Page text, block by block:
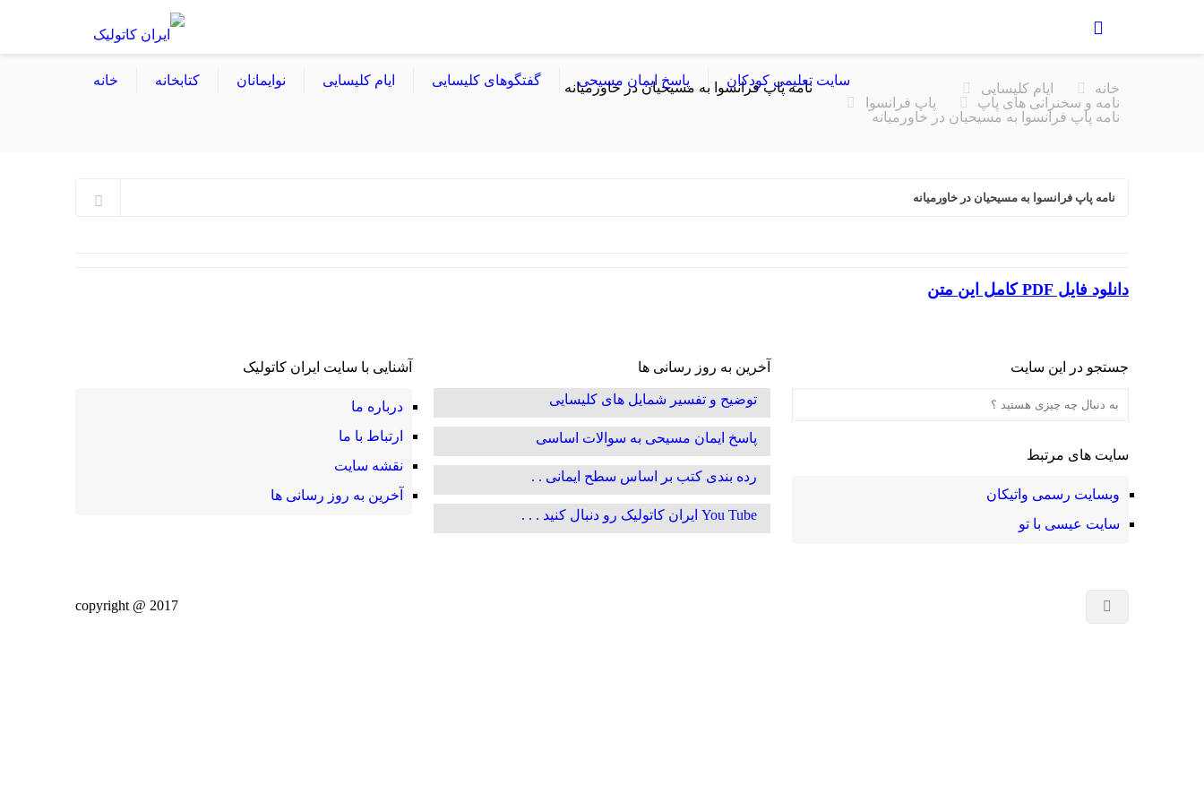
خانه کتابخانه نوایمانان ایام کلیسایی گفتگوهای کلیسایی پاسخ ایمان مسیحی سایت تعلیمی کودکان
نامه پاپ فرانسوا به مسیحیان در خاورمیانه خانه
ایام کلیسایی
نامه و سخنرانی های پاپ
پاپ فرانسوا
نامه پاپ فرانسوا به مسیحیان در خاورمیانه
نامه پاپ فرانسوا به مسیحیان در خاورمیانه
دانلود فایل PDF کامل این متن
آشنایی با سایت ایران کاتولیک
درباره ما
ارتباط با ما
نقشه سایت
آخرین به روز رسانی ها
آخرین به روز رسانی ها
توضیح و تفسیر شمایل های کلیسایی
پاسخ ایمان مسیحی به سوالات اساسی
رده بندی کتب بر اساس سطح ایمانی . .
You Tube ایران کاتولیک رو دنبال کنید . . .
جستجو در این سایت
سایت های مرتبط
وبسایت رسمی واتیکان
سایت عیسی با تو
2017 @ copyright